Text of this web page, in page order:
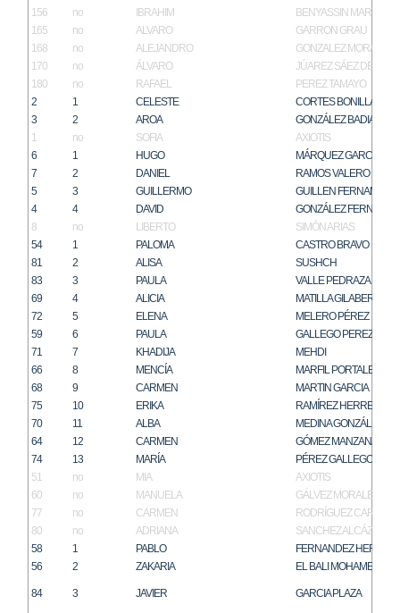
156
no IBRAHIM
BENYASSIN MARTÍN
165
no ALVARO
GARRON GRAU
168
no ALEJANDRO
GONZALEZ MORALES
170
no ÁLVARO
JÚAREZ SÁEZ DE
180
no RAFAEL
PEREZ TAMAYO
2
1 CELESTE
CORTES BONILLA
3
2 AROA
GONZÁLEZ BADIA
1
no SOFIA
AXIOTIS
6
1 HUGO
MÁRQUEZ GARCÍA
7
2 DANIEL
RAMOS VALERO
5
3 GUILLERMO
GUILLEN FERNANDEZ
4
4 DAVID
GONZÁLEZ
8
no LIBERTO
SIMÓN ARIAS
54
1 PALOMA
CASTRO BRAVO
81
2 ALISA
SUSHCH
83
3 PAULA
VALLE PEDRAZA
69
4 ALICIA
MATILLA GILABERT
72
5 ELENA
MELERO PÉREZ
59
6 PAULA
GALLEGO PEREZ
71
7 KHADIJA
MEHDI
66
8 MENCÍA
MARFIL PORTALES
68
9 CARMEN
MARTIN GARCIA
75
10 ERIKA
RAMÍREZ HERRERO
70
11 ALBA
MEDINA GONZÁLEZ
64
12 CARMEN
GÓMEZ MANZANARES
74
13 MARÍA
PÉREZ GALLEGO
51
no MIA
AXIOTIS
60
no MANUELA
GÁLVEZ MORALES
77
no CARMEN
RODRÍGUEZ
80
no ADRIANA
SANCHEZ ALCÁZAR
58
1 PABLO
FERNANDEZ
56
2 ZAKARIA EL BALI MOHAMED
84 3 JAVIER GARCIA PLAZA